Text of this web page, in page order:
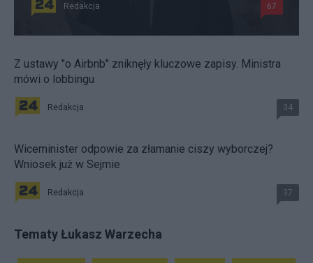
Redakcja 67
Z ustawy "o Airbnb" zniknęły kluczowe zapisy. Ministra
mówi o lobbingu
Redakcja 34
Wiceminister odpowie za złamanie ciszy wyborczej?
Wniosek już w Sejmie
Redakcja 37
Tematy Łukasz Warzecha